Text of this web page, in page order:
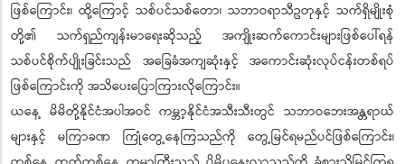
ဖြစ်ကြောင်း၊ ထို့ကြောင့် သစ်ပင်သစ်တော၊ သဘာဝရာသီဥတုနှင့် သက်ရှိမျိုးစုံ
တို့၏ သက်ရှည်ကျန်းမာရေးဆိုသည့် အကျိုးဆက်ကောင်းများဖြစ်ပေါ်ရန်
သစ်ပင်စိုက်ပျိုးခြင်းသည် အခြေခံအကျဆုံးနှင့် အကောင်းဆုံးလုပ်ငန်းတစ်ရပ်
ဖြစ်ကြောင်းကို အသိပေးပြောကြားလိုကြောင်း။
ယနေ့ မိမိတို့နိုင်ငံအပါအဝင် ကမ္ဘာ့နိုင်ငံအသီးသီးတွင် သဘာဝဘေးအန္တရာယ်
များနှင့် မကြာခဏ ကြုံတွေ့နေကြသည်ကို တွေ့မြင်ရမည်ပင်ဖြစ်ကြောင်း၊